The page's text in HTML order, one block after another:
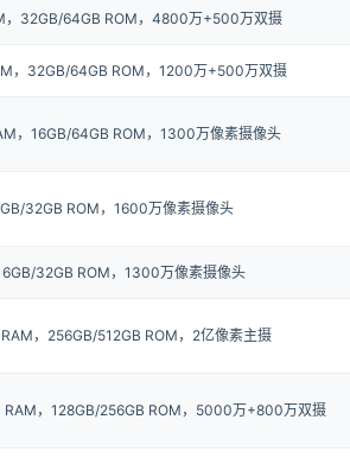
，32GB/64GB ROM，4800万+500万双摄
，32GB/64GB ROM，1200万+500万双摄
，16GB/64GB ROM，1300万像素摄像头
32GB ROM，1600万像素摄像头
32GB ROM，1300万像素摄像头
，256GB/512GB ROM，2亿像素主摄
，128GB/256GB ROM，5000万+800万双摄